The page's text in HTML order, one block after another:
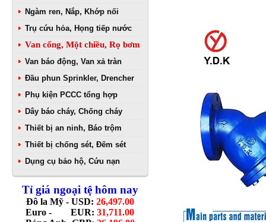
Ngàm ren, Nắp, Khớp nối
Trụ cứu hỏa, Họng tiếp nước
Van cổng, Một chiều, Rọ bơm
Van báo động, Van xả tràn
Đầu phun Sprinkler, Drencher
Phụ kiện PCCC tổng hợp
Dây báo cháy, Chống cháy
Thiết bị an ninh, Báo trộm
Thiết bị chống sét, Đếm sét
Dụng cụ bảo hộ, Cứu nạn
Tỉ giá ngoại tệ hôm nay
Đô la Mỹ - USD: 26,497.00
Euro - EUR: 31,711.00